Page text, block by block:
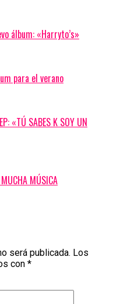
álbum: «Harryto’s»
para el verano
«TÚ SABES K SOY UN
MÚSICA
será publicada. Los
con *